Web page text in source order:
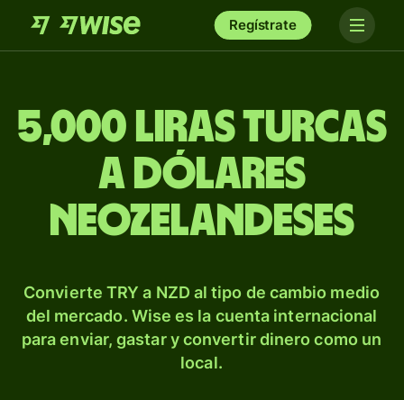
Regístrate
5,000 liras turcas
a dólares
neozelandeses
Convierte TRY a NZD al tipo de cambio medio
del mercado. Wise es la cuenta internacional
para enviar, gastar y convertir dinero como un
local.